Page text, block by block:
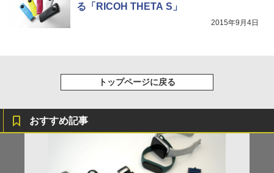
る「RICOH THETA S」
2015年9月4日
トップページに戻る
おすすめ記事